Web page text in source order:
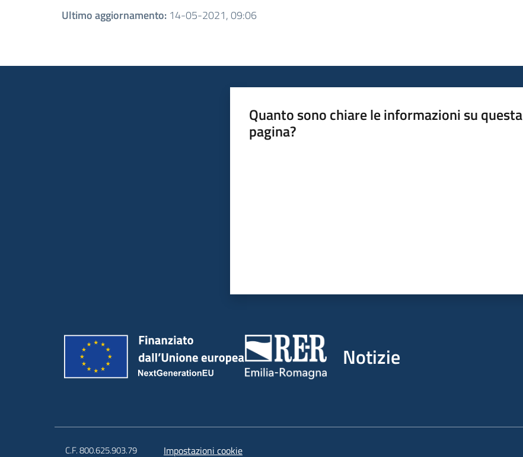
Ultimo aggiornamento: 14-05-2021, 09:06
Quanto sono chiare le informazioni su questa
pagina?
Notizie
C.F. 800.625.903.79 Impostazioni cookie